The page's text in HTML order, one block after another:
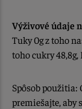
Výživové údaje
Tuky 0g z toho
toho cukry 48,8g,
Spôsob použitia:
premiešajte, aby